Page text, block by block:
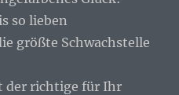
so lieben
größte Schwachstelle
der richtige für Ihr